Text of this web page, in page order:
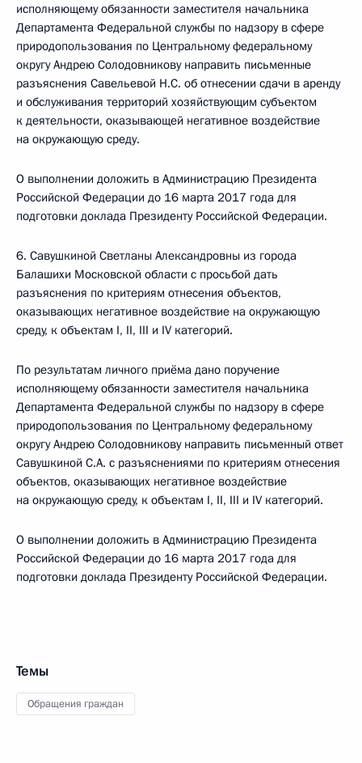
исполняющему обязанности заместителя начальника
Департамента Федеральной службы по надзору в сфере
природопользования по Центральному федеральному
округу Андрею Солодовникову направить письменные
разъяснения Савельевой Н.С. об отнесении сдачи в аренду
и обслуживания территорий хозяйствующим субъектом
к деятельности, оказывающей негативное воздействие
на окружающую среду.
О выполнении доложить в Администрацию Президента
Российской Федерации до 16 марта 2017 года для
подготовки доклада Президенту Российской Федерации.
6. Савушкиной Светланы Александровны из города
Балашихи Московской области с просьбой дать
разъяснения по критериям отнесения объектов,
оказывающих негативное воздействие на окружающую
среду, к объектам I, II, III и IV категорий.
По результатам личного приёма дано поручение
исполняющему обязанности заместителя начальника
Департамента Федеральной службы по надзору в сфере
природопользования по Центральному федеральному
округу Андрею Солодовникову направить письменный ответ
Савушкиной С.А. с разъяснениями по критериям отнесения
объектов, оказывающих негативное воздействие
на окружающую среду, к объектам I, II, III и IV категорий.
О выполнении доложить в Администрацию Президента
Российской Федерации до 16 марта 2017 года для
подготовки доклада Президенту Российской Федерации.
Темы
Обращения граждан